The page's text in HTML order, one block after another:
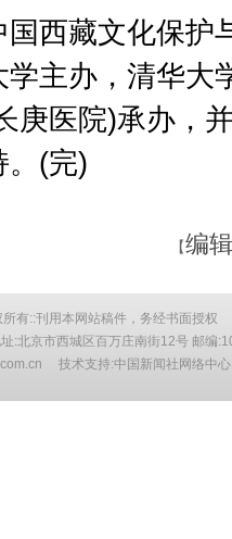
西藏文化保护
主办，清华大
庚医院)承办，
。(完)
【编
有::刊用本网站稿件，务经书面授权
:北京市西城区百万庄南街12号 邮编
技术支持:中国新闻社网络中心